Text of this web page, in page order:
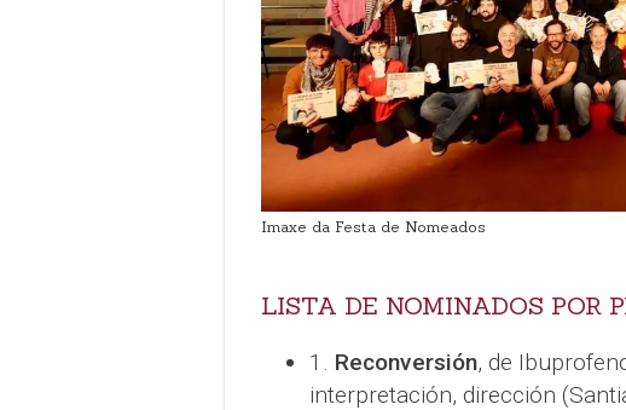
Imaxe da Festa de Nomeados
LISTA DE NOMINADOS POR
1. Reconversión, de
interpretación, dirección